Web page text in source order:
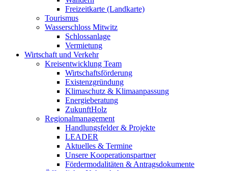
Freizeitkarte (Landkarte)
Tourismus
Wasserschloss Mitwitz
Schlossanlage
Vermietung
Wirtschaft und Verkehr
Kreisentwicklung Team
Wirtschaftsförderung
Existenzgründung
Klimaschutz & Klimaanpassung
Energieberatung
ZukunftHolz
Regionalmanagement
Handlungsfelder & Projekte
LEADER
Aktuelles & Termine
Unsere Kooperationspartner
Fördermodalitäten & Antragsdokumente